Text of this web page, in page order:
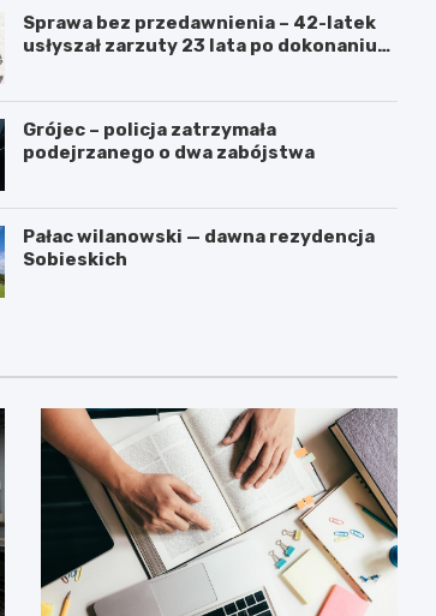
Sprawa bez przedawnienia – 42-latek
usłyszał zarzuty 23 lata po dokonaniu
Grójec – policja zatrzymała
podejrzanego o dwa zabójstwa
Pałac wilanowski — dawna rezydencja
Sobieskich